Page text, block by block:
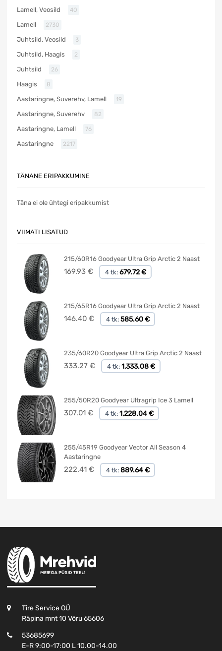
Lamell, Veosild 40
Lamell 2730
Juhtsild, Veosild 3
Juhtsild, Haagis 2
Juhtsild 26
Haagis 8
Aastaringne, Suverehv, Lamell 19
Aastaringne, Suverehv 82
Aastaringne, Lamell 76
Aastaringne 2217
TÄNANE ERIPAKKUMINE
Täna ei ole ühtegi eripakkumist
VIIMATI LISATUD
215/60R16 Goodyear Ultra Grip Arctic 2 Naast
169.93 € 4 tk: 679.72 €
215/65R16 Goodyear Ultra Grip Arctic 2 Naast
146.40 € 4 tk: 585.60 €
235/60R20 Goodyear Ultra Grip Arctic 2 Naast
333.27 € 4 tk: 1,333.08 €
255/50R20 Goodyear Ultragrip Ice 3 Lamell
307.01 € 4 tk: 1,228.04 €
255/45R19 Goodyear Vector All Season 4
Aastaringne
222.41 € 4 tk: 889.64 €
Tire Service OÜ
Räpina mnt 10 Võru 65606
53685699
E-R 9:00-17:00 L 10.00-14.00